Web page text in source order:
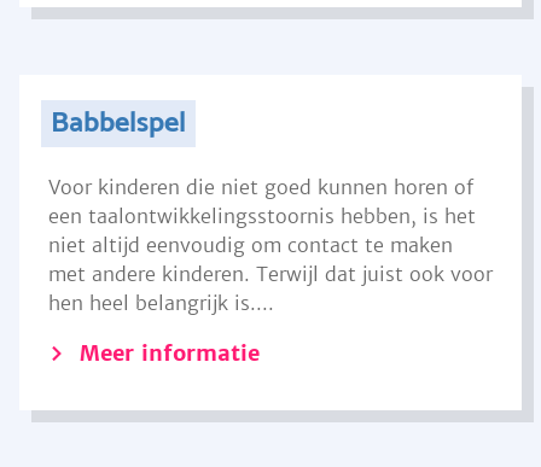
Babbelspel
Voor kinderen die niet goed kunnen horen of
een taalontwikkelingsstoornis hebben, is het
niet altijd eenvoudig om contact te maken
met andere kinderen. Terwijl dat juist ook voor
hen heel belangrijk is....
Meer informatie